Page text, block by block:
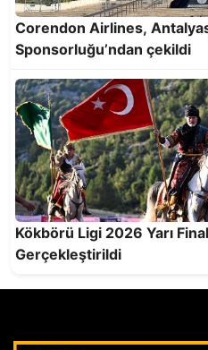
Büyükşehir’den
destek
Corendon Airlines,
Sponsorluğu’ndan çekildi
Kökbörü Ligi 2026 Yarı
Gerçekleştirildi